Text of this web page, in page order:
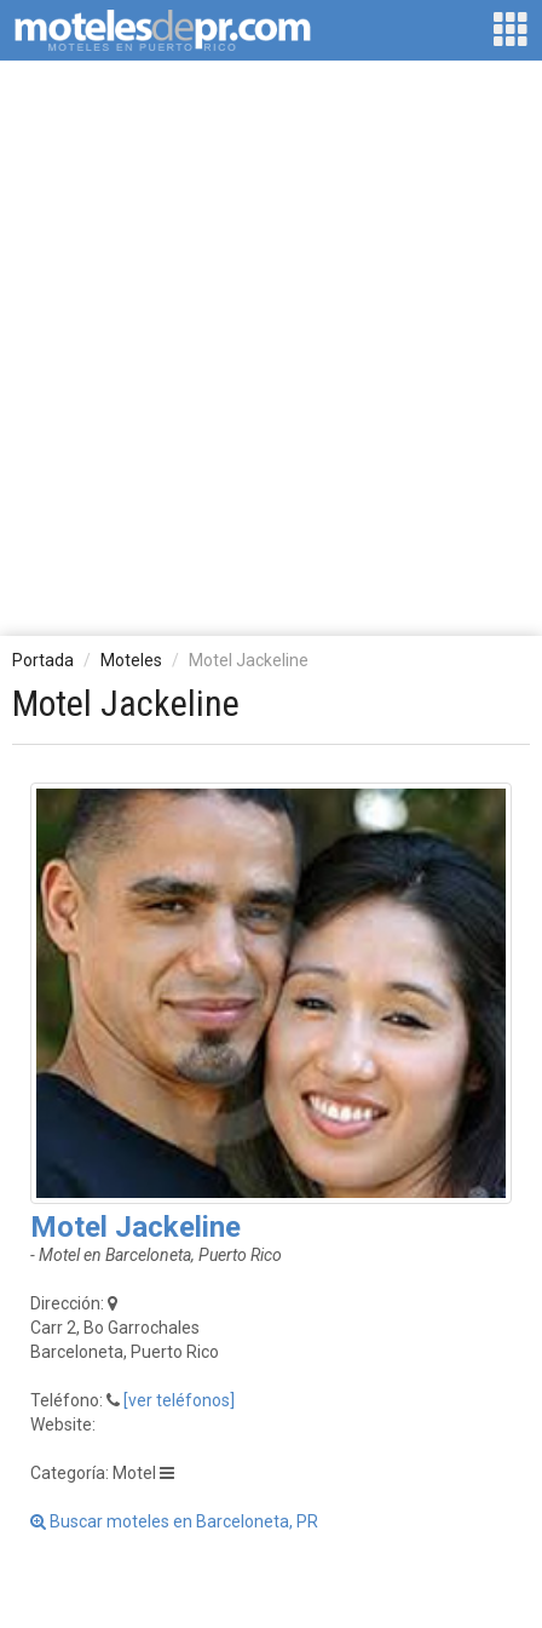
Portada Moteles Motel Jackeline
Motel Jackeline
Motel Jackeline
- Motel en Barceloneta, Puerto Rico
Dirección:
Carr 2, Bo Garrochales
Barceloneta, Puerto Rico
Teléfono:
[ver teléfonos]
Website:
Categoría: Motel
Buscar moteles en Barceloneta, PR